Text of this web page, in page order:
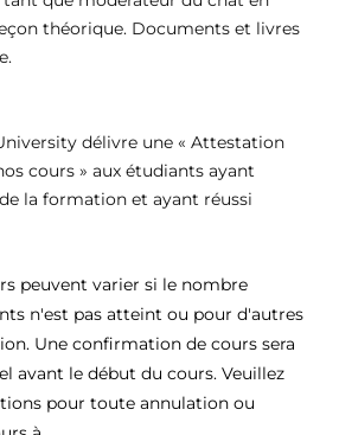
théorique. Documents et livres
délivre une « Attestation
cours » aux étudiants ayant
la formation et ayant réussi
peuvent varier si le nombre
n'est pas atteint ou pour d'autres
Une confirmation de cours sera
avant le début du cours. Veuillez
pour toute annulation ou